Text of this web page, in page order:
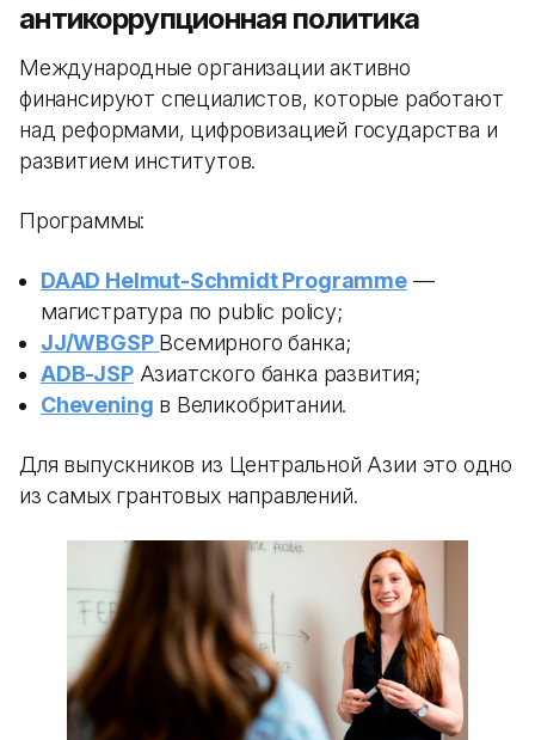
антикоррупционная политика
Международные организации активно
финансируют специалистов, которые работают
над реформами, цифровизацией государства и
развитием институтов.
Программы:
DAAD Helmut-Schmidt Programme—
магистратура по public policy;
JJ/WBGSP Всемирного банка;
ADB-JSPАзиатского банка развития;
Chevening в Великобритании.
Для выпускников из Центральной Азии это одно
из самых грантовых направлений.